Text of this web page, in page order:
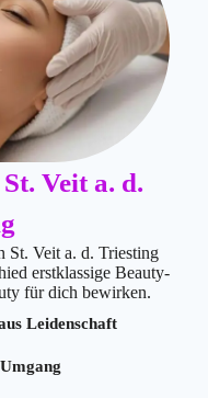
Veit a. d.
St. Veit a. d. Triesting
erstklassige Beauty-
für dich bewirken.
Leidenschaft